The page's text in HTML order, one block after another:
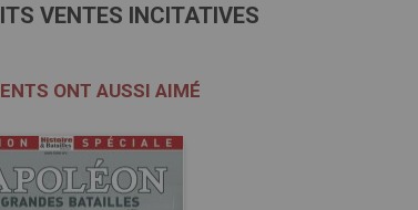
VENTES INCITATIVES
ONT AUSSI AIMÉ